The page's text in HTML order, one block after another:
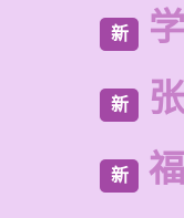
新
新
新